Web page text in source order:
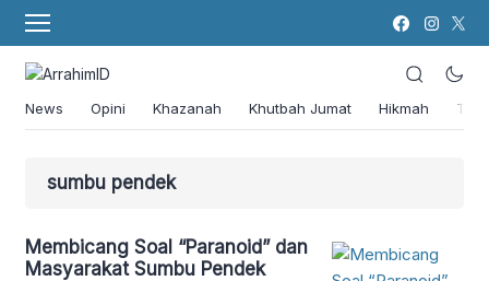
News Opini Khazanah Khutbah Jumat Hikmah
sumbu pendek
Membicang Soal “Paranoid” dan
Masyarakat Sumbu Pendek